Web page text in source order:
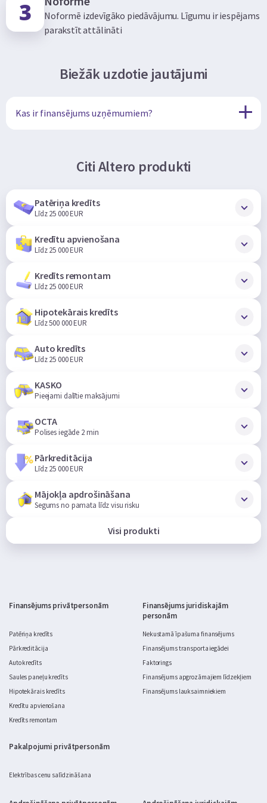
Noformē izdevīgāko piedāvājumu. Līgumu ir iespējams
parakstīt attālināti
Biežāk uzdotie jautājumi
Kas ir finansējums uzņēmumiem?
Citi Altero produkti
Patēriņa kredīts
Līdz 25 000 EUR
Kredītu apvienošana
Līdz 25 000 EUR
Kredīts remontam
Līdz 25 000 EUR
Hipotekārais kredīts
Līdz 500 000 EUR
Auto kredīts
Līdz 25 000 EUR
KASKO
Pieejami dalītie maksājumi
OCTA
Polises iegāde 2 min
Pārkreditācija
Līdz 25 000 EUR
Mājokļa apdrošināšana
Segums no pamata līdz visu risku
Visi produkti
Finansējums privātpersonām
Patēriņa kredīts
Pārkreditācija
Auto kredīts
Saules paneļu kredīts
Hipotekārais kredīts
Kredītu apvienošana
Kredīts remontam
Pakalpojumi privātpersonām
Elektrības cenu salīdzināšana
Finansējums juridiskajām
personām
Nekustamā īpašuma finansējums
Finansējums transporta iegādei
Faktorings
Finansējums apgrozāmajiem līdzekļiem
Finansējums lauksaimniekiem